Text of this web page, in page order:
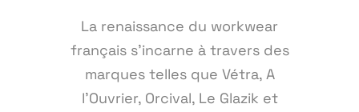
La renaissance du workwear
français s'incarne à travers des
marques telles que Vétra, A
l'Ouvrier, Orcival, Le Glazik et